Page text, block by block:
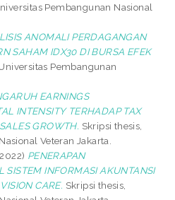
Pembangunan Nasional
ANOMALI PERDAGANGAN
SAHAM IDX30 DI BURSA EFEK
Pembangunan
EARNINGS
INTENSITY TERHADAP TAX
GROWTH. Skripsi thesis,
Veteran Jakarta.
PENERAPAN
SISTEM INFORMASI AKUNTANSI
CARE. Skripsi thesis,